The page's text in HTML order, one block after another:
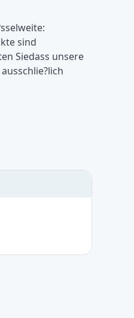
sind
Siedass unsere